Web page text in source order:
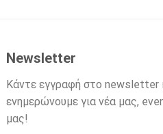
Newsletter
Κάντε εγγραφή στο newsletter
ενημερώνουμε για νέα μας,
μας!